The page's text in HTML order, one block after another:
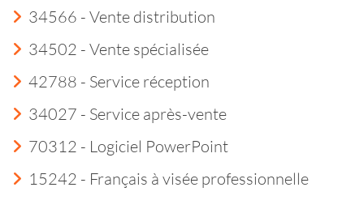
34566 - Vente distribution
34502 - Vente spécialisée
42788 - Service réception
34027 - Service après-vente
70312 - Logiciel PowerPoint
15242 - Français à visée professionnelle